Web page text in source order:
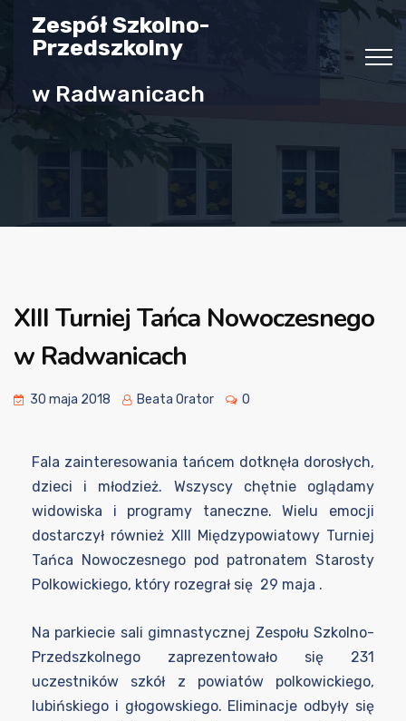
Zespół Szkolno-
Przedszkolny
w Radwanicach
XIII Turniej Tańca Nowoczesnego
w Radwanicach
30 maja 2018 Beata Orator 0
Fala zainteresowania tańcem dotknęła dorosłych,
dzieci i młodzież. Wszyscy chętnie oglądamy
widowiska i programy taneczne. Wielu emocji
dostarczył również XIII Międzypowiatowy Turniej
Tańca Nowoczesnego pod patronatem Starosty
Polkowickiego, który rozegrał się 29 maja .
Na parkiecie sali gimnastycznej Zespołu Szkolno-
Przedszkolnego zaprezentowało się 231
uczestników szkół z powiatów polkowickiego,
lubińskiego i głogowskiego. Eliminacje odbyły się